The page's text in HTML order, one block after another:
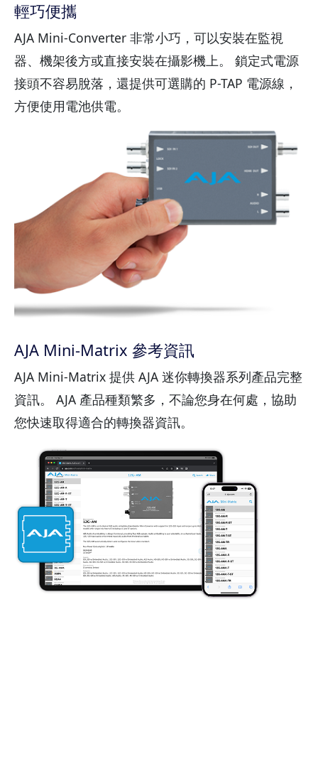
輕巧便攜
AJA Mini-Converter 非常小巧，可以安裝在監視
器、機架後方或直接安裝在攝影機上。 鎖定式電源
接頭不容易脫落，還提供可選購的 P-TAP 電源線，
方便使用電池供電。
AJA Mini-Matrix 參考資訊
AJA Mini-Matrix 提供 AJA 迷你轉換器系列產品完整
資訊。 AJA 產品種類繁多，不論您身在何處，協助
您快速取得適合的轉換器資訊。